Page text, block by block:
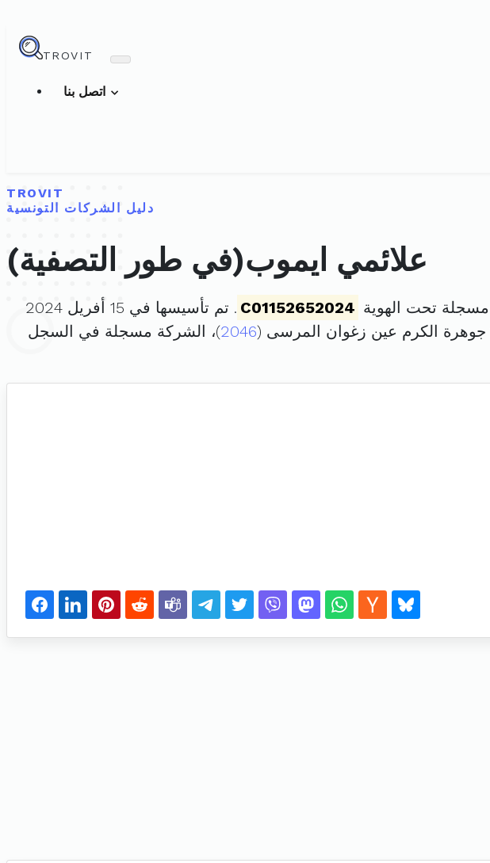
TROVIT
TROVIT
دليل الشركات التونسية
علائمي ايموب(في طور التصفية)
تحت الهوية C01152652024
. تم تأسيسها في 15 أفريل 2024
2046)، الشركة مسجلة في السجل